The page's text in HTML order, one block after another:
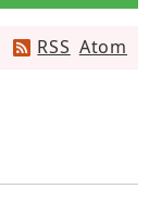
RSS Atom